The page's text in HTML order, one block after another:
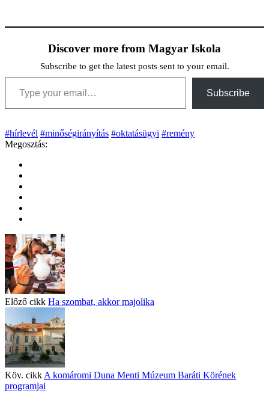
Discover more from Magyar Iskola
Subscribe to get the latest posts sent to your email.
Type your email…
Subscribe
#hírlevél #minőségirányítás #oktatásügyi #remény
Megosztás:
Előző cikk Ha szombat, akkor majolika
Köv. cikk A komáromi Duna Menti Múzeum Baráti Körének
programjai